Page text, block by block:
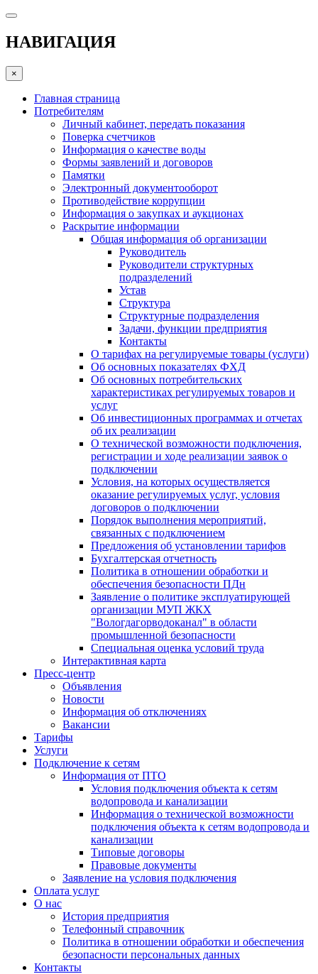
НАВИГАЦИЯ
×
Главная страница
Потребителям
Личный кабинет, передать показания
Поверка счетчиков
Информация о качестве воды
Формы заявлений и договоров
Памятки
Электронный документооборот
Противодействие коррупции
Информация о закупках и аукционах
Раскрытие информации
Общая информация об организации
Руководитель
Руководители структурных
подразделений
Устав
Структура
Структурные подразделения
Задачи, функции предприятия
Контакты
О тарифах на регулируемые товары (услуги)
Об основных показателях ФХД
Об основных потребительских
характеристиках регулируемых товаров и
услуг
Об инвестиционных программах и отчетах
об их реализации
О технической возможности подключения,
регистрации и ходе реализации заявок о
подключении
Условия, на которых осуществляется
оказание регулируемых услуг, условия
договоров о подключении
Порядок выполнения мероприятий,
связанных с подключением
Предложения об установлении тарифов
Бухгалтерская отчетность
Политика в отношении обработки и
обеспечения безопасности ПДн
Заявление о политике эксплуатирующей
организации МУП ЖКХ
"Вологдагорводоканал" в области
промышленной безопасности
Специальная оценка условий труда
Интерактивная карта
Пресс-центр
Объявления
Новости
Информация об отключениях
Вакансии
Тарифы
Услуги
Подключение к сетям
Информация от ПТО
Условия подключения объекта к сетям
водопровода и канализации
Информация о технической возможности
подключения объекта к сетям водопровода и
канализации
Типовые договоры
Правовые документы
Заявление на условия подключения
Оплата услуг
О нас
История предприятия
Телефонный справочник
Политика в отношении обработки и обеспечения
безопасности персональных данных
Контакты